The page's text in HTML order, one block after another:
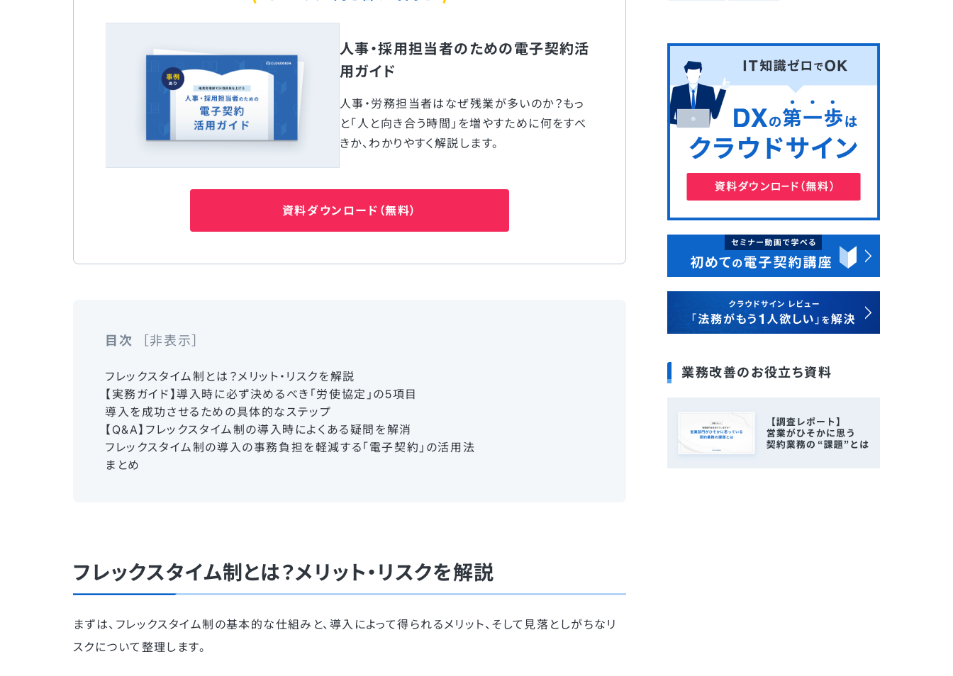
人事・採用担当者のための電子契約活
用ガイド
人事・労務担当者はなぜ残業が多いのか？もっ
と「人と向き合う時間」を増やすために何をすべ
きか、わかりやすく解説します。
資料ダウンロード（無料）
目次 非表示
フレックスタイム制とは？メリット・リスクを解説
【実務ガイド】導入時に必ず決めるべき「労使協定」の5項目
導入を成功させるための具体的なステップ
【Q&A】フレックスタイム制の導入時によくある疑問を解消
フレックスタイム制の導入の事務負担を軽減する「電子契約」の活用法
まとめ
フレックスタイム制とは？メリット・リスクを解説
まずは、フレックスタイム制の基本的な仕組みと、導入によって得られるメリット、そして見落としがちなリ
スクについて整理します。
業務改善のお役立ち資料